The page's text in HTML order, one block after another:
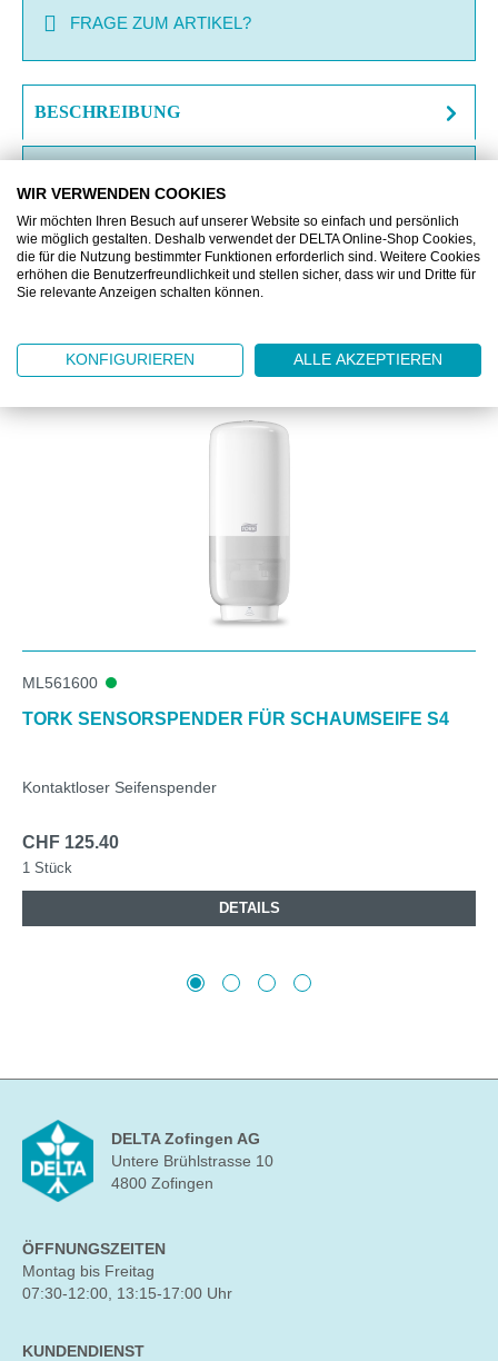
FRAGE ZUM ARTIKEL?
BESCHREIBUNG
DOWNLOAD
Produktgalerie überspringen
ZUBEHÖR
ML561600
TORK SENSORSPENDER FÜR SCHAUMSEIFE S4
Kontaktloser Seifenspender
CHF 125.40
1 Stück
DETAILS
DELTA Zofingen AG
Untere Brühlstrasse 10
4800 Zofingen
ÖFFNUNGSZEITEN
Montag bis Freitag
07:30-12:00, 13:15-17:00 Uhr
KUNDENDIENST
WIR VERWENDEN COOKIES
Wir möchten Ihren Besuch auf unserer Website so einfach und persönlich
wie möglich gestalten. Deshalb verwendet der DELTA Online-Shop Cookies,
die für die Nutzung bestimmter Funktionen erforderlich sind. Weitere Cookies
erhöhen die Benutzerfreundlichkeit und stellen sicher, dass wir und Dritte für
Sie relevante Anzeigen schalten können.
KONFIGURIEREN ALLE AKZEPTIEREN